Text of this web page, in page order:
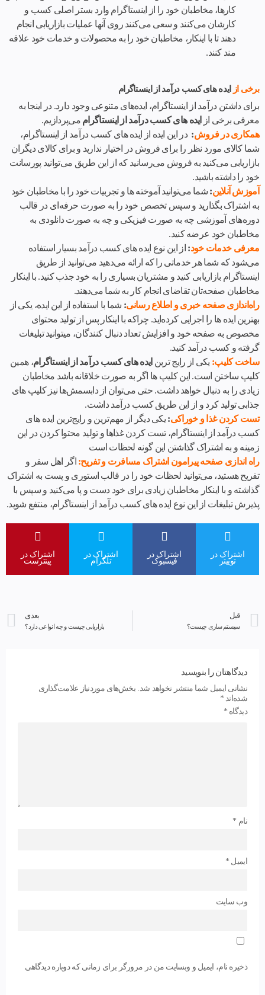
کارها، مخاطبان خود را از اینستاگرام وارد بستر اصلی کسب و
کارشان می‌کنند و سعی می‌کنند روی آنها عملیات بازاریابی انجام
دهند تا با اینکار، مخاطبان خود را به محصولات و خدمات خود علاقه
مند کنند.
برخی از ایده ‌های کسب درآمد از اینستاگرام
برای داشتن درآمد از اینستاگرام، ایده‌های متنوعی وجود دارد. در اینجا به
معرفی برخی از
ایده های کسب درآمد از اینستاگرام می‌پردازیم.
همکاری در فروش: در این ایده از ایده های کسب درآمد از اینستاگرام،
شما کالای مورد نظر را برای فروش در اختیار ندارید و برای کالای دیگران
بازاریابی می‌کنید به فروش می‌رسانید که از این طریق می‌توانید پورسانت
خود را داشته باشید.
آموزش آنلاین: شما می‌توانید آموخته ها و تجربیات خود را با مخاطبان خود
به اشتراک بگذارید و سپس تخصص خود را به صورت حرفه‌ای در قالب
دوره‌های آموزشی چه به صورت فیزیکی و چه به صورت دانلودی به
مخاطبان خود عرضه کنید.
معرفی خدمات خود: از این نوع ایده های کسب درآمد بسیار استفاده
می‌شود که شما هر خدماتی را که ارائه می‌دهید می‌توانید از طریق
اینستاگرام بازاریابی کنید و مشتریان بسیاری را به خود جذب کنید. با اینکار
مخاطبان صفحه‌تان تقاضای انجام کار به شما می‌دهند.
راه‌اندازی صفحه خبری و اطلاع رسانی: شما با استفاده از این ایده، یکی از
بهترین ایده ها را اجرایی کرده‌اید. چراکه با اینکار پس از تولید محتوای
مخصوص به صفحه خود و افزایش تعداد دنبال کنندگان، می‎توانید تبلیغات
گرفته و کسب درآمد کنید.
ساخت کلیپ: یکی از رایج ترین ایده های کسب درآمد از اینستاگرام، همین
کلیپ ساختن است. این کلیپ ها اگر به صورت خلاقانه باشد مخاطبان
زیادی را به دنبال خواهد داشت. حتی می‌توان از دابسمش‌ها نیز کلیپ های
جذابی تولید کرد و از این طریق کسب درآمد داشت.
تست کردن غذا و خوراکی: یکی دیگر از مهم‌ترین و رایج‌ترین ایده های
کسب درآمد از اینستاگرام، تست کردن غذاها و تولید محتوا کردن در این
زمینه و به اشتراک گذاشتن این گونه لحظات است
راه اندازی صفحه پیرامون اشتراک مسافرت و تفریح: اگر اهل سفر و
تفریح هستید، می‌توانید لحظات خود را در قالب استوری و پست به اشتراک
گذاشته و با اینکار مخاطبان زیادی برای خود دست و پا می‌کنید و سپس با
پذیرش تبلیغات از این نوع ایده های کسب درآمد از اینستاگرام، منتفع شوید.
اشتراک در
توییتر
اشتراک در
فیسبوک
اشتراک در
تلگرام
اشتراک در
پینترست
قبل
سیستم سازی چیست؟
بعدی
بازاریابی چیست و چه انواعی دارد؟
دیدگاهتان را بنویسید
نشانی ایمیل شما منتشر نخواهد شد. بخش‌های موردنیاز علامت‌گذاری
شده‌اند*
دیدگاه*
نام *
ایمیل *
وب‌ سایت
ذخیره نام، ایمیل و وبسایت من در مرورگر برای زمانی که دوباره دیدگاهی